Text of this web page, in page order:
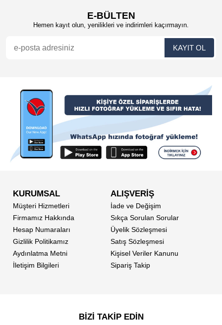
E-BÜLTEN
Hemen kayıt olun, yenilikleri ve indirimleri kaçırmayın.
KURUMSAL
Müşteri Hizmetleri
Firmamız Hakkında
Hesap Numaraları
Gizlilik Politikamız
Aydınlatma Metni
İletişim Bilgileri
ALIŞVERİŞ
İade ve Değişim
Sıkça Sorulan Sorular
Üyelik Sözleşmesi
Satış Sözleşmesi
Kişisel Veriler Kanunu
Sipariş Takip
BİZİ TAKİP EDİN